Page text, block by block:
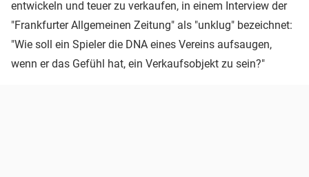
entwickeln und teuer zu verkaufen, in einem Interview der
"Frankfurter Allgemeinen Zeitung" als "unklug" bezeichnet:
"Wie soll ein Spieler die DNA eines Vereins aufsaugen,
wenn er das Gefühl hat, ein Verkaufsobjekt zu sein?"